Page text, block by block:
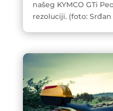
našeg KYMCO GTi
rezoluciji. (foto: Srđan